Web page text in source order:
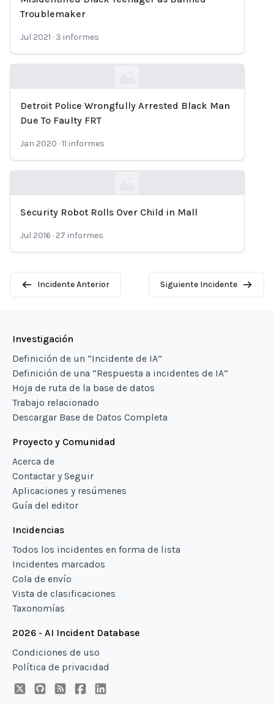
Troublemaker
Jul 2021 · 3 informes
Loading...
Detroit Police Wrongfully Arrested Black Man
Due To Faulty FRT
Jan 2020 ·11 informes
Security Robot Rolls Over Child in Mall
Jul 2016 · 27 informes
Incidente Anterior Siguiente Incidente
Investigación
Definición de un “Incidente de IA”
Definición de una “Respuesta a incidentes de IA”
Hoja de ruta de la base de datos
Trabajo relacionado
Descargar Base de Datos Completa
Proyecto y Comunidad
Acerca de
Contactar y Seguir
Aplicaciones y resúmenes
Guía del editor
Incidencias
Todos los incidentes en forma de lista
Incidentes marcados
Cola de envío
Vista de clasificaciones
Taxonomías
2026 - AI Incident Database
Condiciones de uso
Política de privacidad